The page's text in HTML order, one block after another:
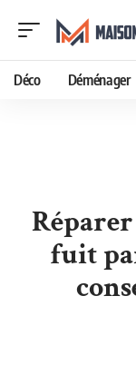
Déco Déménager
fuit